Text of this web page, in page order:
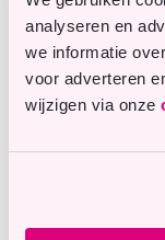
analyseren en
we informatie
voor adverteren
wijzigen via onze
Questions or
Our customer
Description